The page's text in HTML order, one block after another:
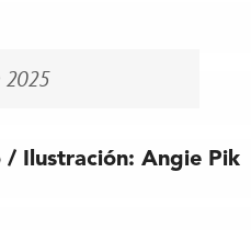
2025
/ Ilustración: Angie Pik